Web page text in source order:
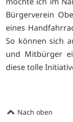
Bürgerverein
eines
So können sich
und Mitbürger
diese tolle
Nach oben